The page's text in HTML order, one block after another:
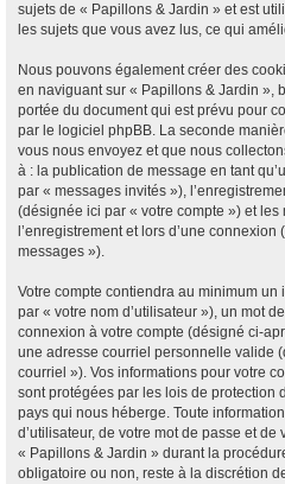
sujets de « Papillons & Jardin » et est
les sujets que vous avez lus, ce qui
Nous pouvons également créer des
en naviguant sur « Papillons & Jardin »,
portée du document qui est prévu pour
par le logiciel phpBB. La seconde
vous nous envoyez et que nous
à : la publication de message en tant
par « messages invités »),
(désignée ici par « votre compte ») et
l’enregistrement et lors d’une
messages »).
Votre compte contiendra au minimum
par « votre nom d’utilisateur »), un mot
connexion à votre compte (désigné ci-
une adresse courriel personnelle valide
courriel »). Vos informations pour votre
sont protégées par les lois de protection
pays qui nous héberge. Toute
d’utilisateur, de votre mot de passe et
« Papillons & Jardin » durant la
obligatoire ou non, reste à la discrétion